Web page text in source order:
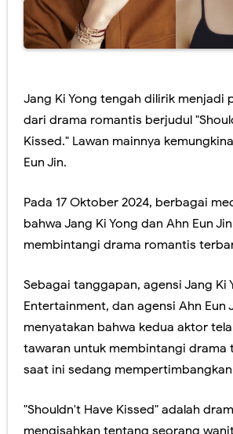
Jang Ki Yong tengah dilirik menjadi
dari drama romantis berjudul
Kissed." Lawan mainnya
Eun Jin.
Pada 17 Oktober 2024, berbagai
bahwa Jang Ki Yong dan Ahn Eun
membintangi drama romantis
Sebagai tanggapan, agensi Jang Ki
Entertainment, dan agensi Ahn Eun
menyatakan bahwa kedua aktor
tawaran untuk membintangi drama
saat ini sedang
"Shouldn't Have Kissed" adalah